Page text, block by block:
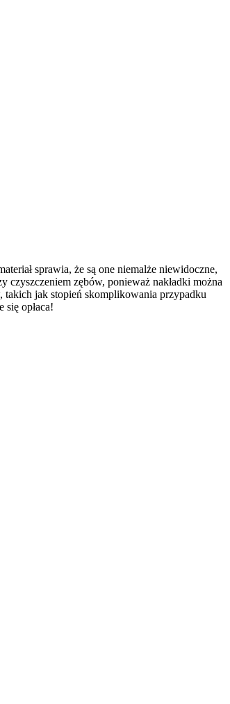
sprawia, że są one niemalże niewidoczne,
czyszczeniem zębów, ponieważ nakładki można
jak stopień skomplikowania przypadku
opłaca!